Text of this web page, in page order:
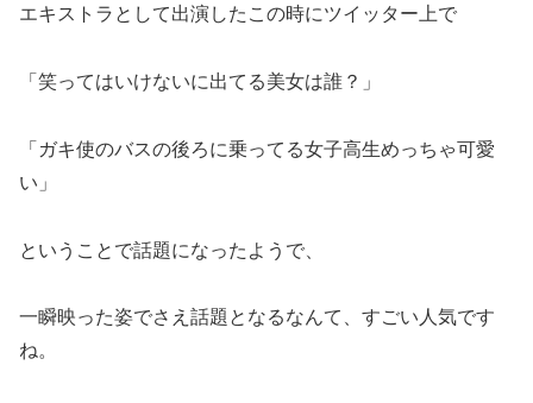
エキストラとして出演したこの時にツイッター上で
「笑ってはいけないに出てる美女は誰？」
「ガキ使のバスの後ろに乗ってる女子高生めっちゃ可愛
い」
ということで話題になったようで、
一瞬映った姿でさえ話題となるなんて、すごい人気です
ね。